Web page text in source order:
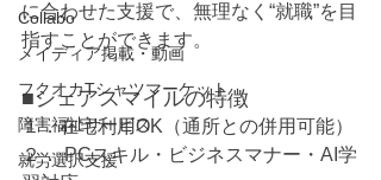
Collabo
メイディア掲載・動画
フクオカTシャツマーケット
障害福祉サービス
就労選択支援
に合わせた支援で、無理なく“就職”を目
指すことができます。
■シェアスマイルの特徴
１．在宅利用OK（通所との併用可能）
２． PCスキル・ビジネスマナー・AI学